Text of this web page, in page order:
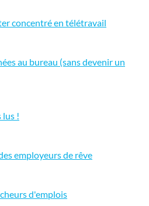
concentré en télétravail
au bureau (sans devenir un
lus !
employeurs de rêve
d'emplois